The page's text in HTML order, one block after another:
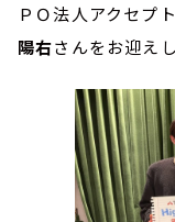
ＰＯ法人アクセプ
陽右さんをお迎え